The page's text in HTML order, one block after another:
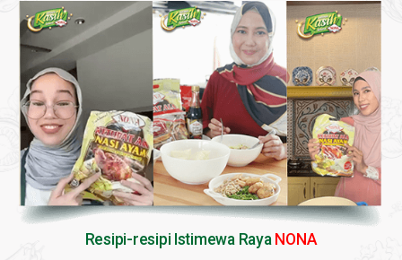
Resipi-resipi Istimewa Raya NONA